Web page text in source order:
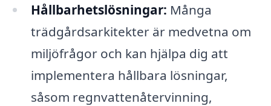
Hållbarhetslösningar: Många
trädgårdsarkitekter är medvetna om
miljöfrågor och kan hjälpa dig att
implementera hållbara lösningar,
såsom regnvattenåtervinning,